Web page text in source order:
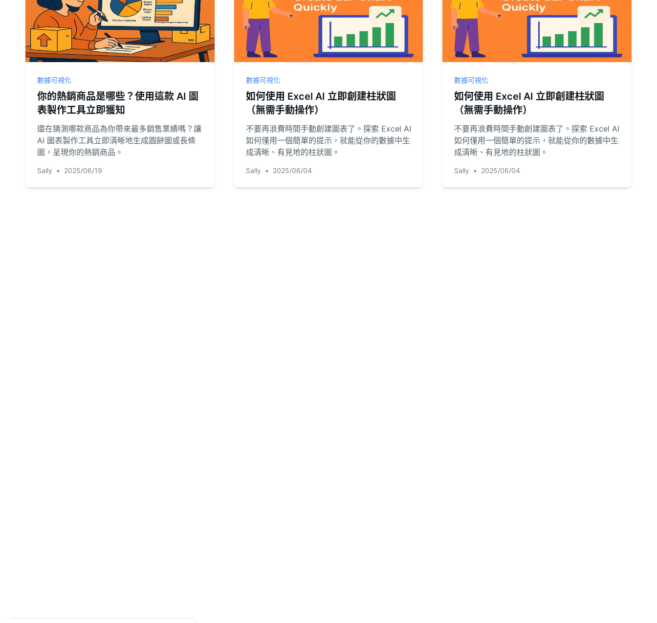
數據可視化
你的熱銷商品是哪些？使用這款 AI 圖
表製作工具立即獲知
還在猜測哪款商品為你帶來最多銷售業績嗎？讓
AI 圖表製作工具立即清晰地生成圓餅圖或長條
圖，呈現你的熱銷商品。
Sally • 2025/06/19
數據可視化
如何使用 Excel AI 立即創建柱狀圖
（無需手動操作）
不要再浪費時間手動創建圖表了。探索 Excel AI
如何僅用一個簡單的提示，就能從你的數據中生
成清晰、有見地的柱狀圖。
Sally • 2025/06/04
數據可視化
如何使用 Excel AI 立即創建柱狀圖
（無需手動操作）
不要再浪費時間手動創建圖表了。探索 Excel AI
如何僅用一個簡單的提示，就能從你的數據中生
成清晰、有見地的柱狀圖。
Sally • 2025/06/04